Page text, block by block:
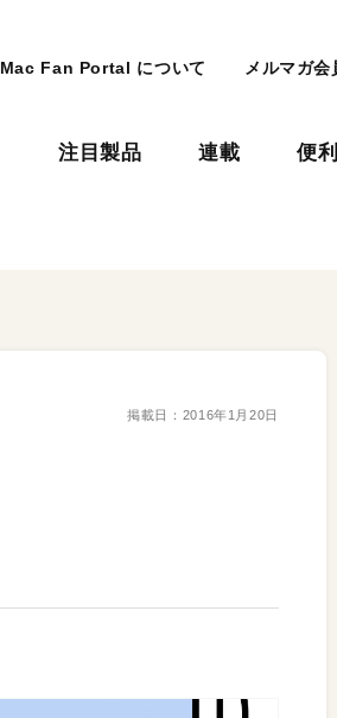
Mac Fan Portal について メルマガ会
注目製品 連載 便
掲載日： 2016年1月20日